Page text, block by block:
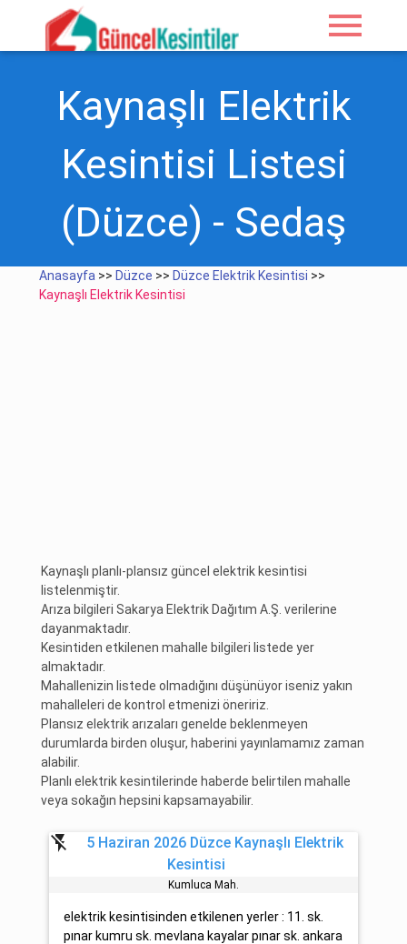
menu
Kaynaşlı Elektrik
Kesintisi Listesi
(Düzce) - Sedaş
Anasayfa >> Düzce >> Düzce Elektrik Kesintisi >>
Kaynaşlı Elektrik Kesintisi
Kaynaşlı planlı-plansız güncel elektrik kesintisi
listelenmiştir.
Arıza bilgileri Sakarya Elektrik Dağıtım A.Ş. verilerine
dayanmaktadır.
Kesintiden etkilenen mahalle bilgileri listede yer
almaktadır.
Mahallenizin listede olmadığını düşünüyor iseniz yakın
mahalleleri de kontrol etmenizi öneririz.
Plansız elektrik arızaları genelde beklenmeyen
durumlarda birden oluşur, haberini yayınlamamız zaman
alabilir.
Planlı elektrik kesintilerinde haberde belirtilen mahalle
veya sokağın hepsini kapsamayabilir.
flash_off
5 Haziran 2026 Düzce Kaynaşlı Elektrik
Kesintisi
Kumluca Mah.
elektrik kesintisinden etkilenen yerler : 11. sk.
pınar kumru sk. mevlana kayalar pınar sk. ankara